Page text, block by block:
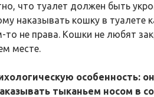
что туалет должен быть
наказывать кошку в туалете
не права. Кошки не любят
месте.
особенность:
тыканьем носом в